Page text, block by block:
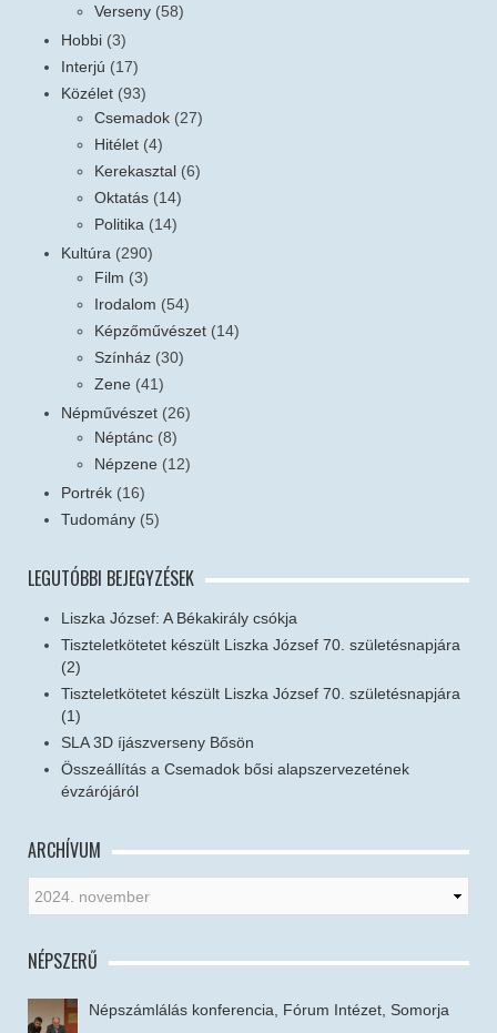
Verseny (58)
Hobbi (3)
Interjú (17)
Közélet (93)
Csemadok (27)
Hitélet (4)
Kerekasztal (6)
Oktatás (14)
Politika (14)
Kultúra (290)
Film (3)
Irodalom (54)
Képzőművészet (14)
Színház (30)
Zene (41)
Népművészet (26)
Néptánc (8)
Népzene (12)
Portrék (16)
Tudomány (5)
LEGUTÓBBI BEJEGYZÉSEK
Liszka József: A Békakirály csókja
Tiszteletkötetet készült Liszka József 70. születésnapjára
(2)
Tiszteletkötetet készült Liszka József 70. születésnapjára
(1)
SLA 3D íjászverseny Bősön
Összeállítás a Csemadok bősi alapszervezetének
évzárójáról
ARCHÍVUM
NÉPSZERŰ
Népszámlálás konferencia, Fórum Intézet, Somorja